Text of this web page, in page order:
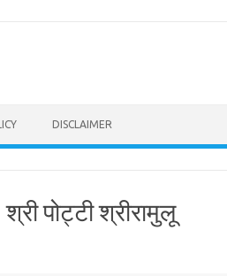
DISCLAIMER
पोट्टी श्रीरामुलू